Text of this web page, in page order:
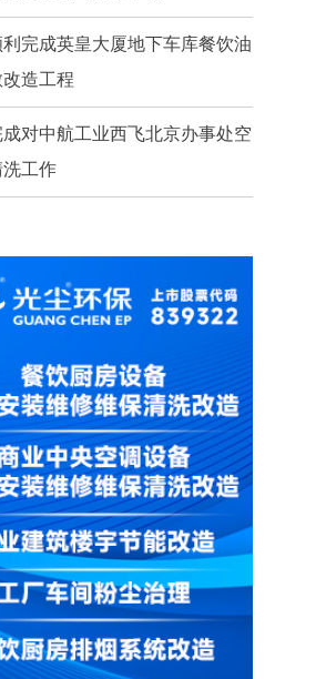
完成英皇大厦地下车库餐饮油
造工程
对中航工业西飞北京办事处空
工作